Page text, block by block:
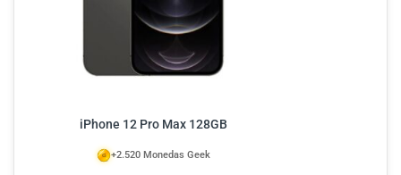
iPhone 12 Pro Max 128GB
+2.520 Monedas Geek